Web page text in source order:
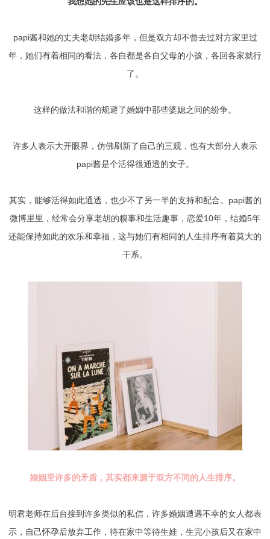
papi酱和她的丈夫老胡结婚多年，但是双方却不曾去过对方家里过
年，她们有着相同的看法，各自都是各自父母的小孩，各回各家就行
了。
这样的做法和谐的规避了婚姻中那些婆媳之间的纷争。
许多人表示大开眼界，仿佛刷新了自己的三观，也有大部分人表示
papi酱是个活得很通透的女子。
其实，能够活得如此通透，也少不了另一半的支持和配合。papi酱的
微博里里，经常会分享老胡的糗事和生活趣事，恋爱10年，结婚5年
还能保持如此的欢乐和幸福，这与她们有相同的人生排序有着莫大的
干系。
婚姻里许多的矛盾，其实都来源于双方不同的人生排序。
明君老师在后台接到许多类似的私信，许多婚姻遭遇不幸的女人都表
示，自己怀孕后放弃工作，待在家中等待生娃，生完小孩后又在家中